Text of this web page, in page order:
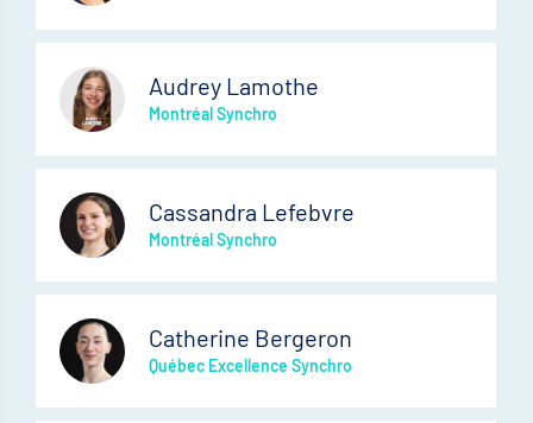
Audrey Lamothe
Montréal Synchro
Cassandra Lefebvre
Montréal Synchro
Catherine Bergeron
Québec Excellence Synchro